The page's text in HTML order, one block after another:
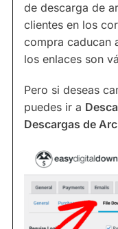
de descarga de
clientes en los
compra caducan
los enlaces son
Pero si deseas
puedes ir a
Descargas de